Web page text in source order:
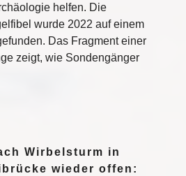
helfen. Die
wurde 2022 auf einem
Das Fragment einer
zeigt, wie Sondengänger
Wirbelsturm in
wieder offen: